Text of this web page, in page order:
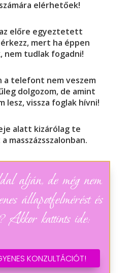
elérhetőek!
előre egyeztetett
mert ha éppen
nem tudlak fogadni!
a telefont nem veszem
dolgozom, de amint
lesz, vissza foglak hívni!
alatt kizárólag te
masszázsszalonban.
alján, de még nem
állapotfelmérést és
Akkor kattints ide:
KONZULTÁCIÓT!